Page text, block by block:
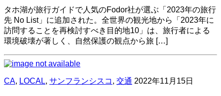
タホ湖が旅行ガイドで人気のFodor社が選ぶ「2023年の旅行
先 No List」に追加された。全世界の観光地から「2023年に
訪問することを再検討すべき目的地10」は、旅行者による
環境破壊が著しく、自然保護の観点から旅 […]
CA, LOCAL, サンフランシスコ , 交通 2022年11月15日